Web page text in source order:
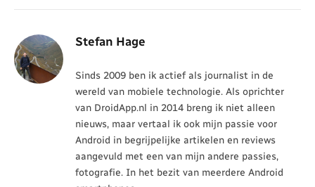
Stefan Hage
Sinds 2009 ben ik actief als journalist in de
wereld van mobiele technologie. Als oprichter
van DroidApp.nl in 2014 breng ik niet alleen
nieuws, maar vertaal ik ook mijn passie voor
Android in begrijpelijke artikelen en reviews
aangevuld met een van mijn andere passies,
fotografie. In het bezit van meerdere Android